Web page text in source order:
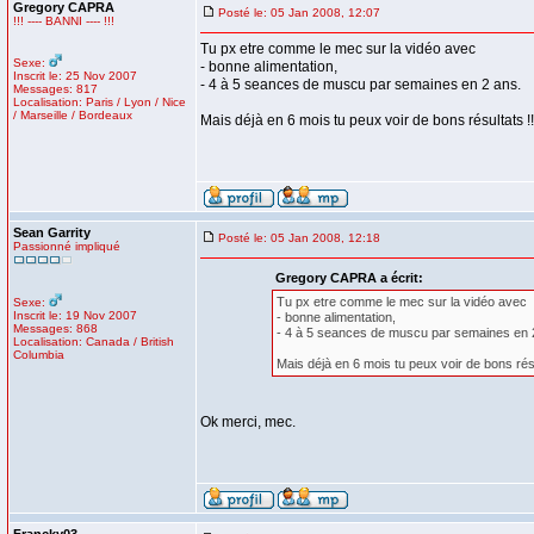
Gregory CAPRA
!!! ---- BANNI ---- !!!
Sexe:
Inscrit le: 25 Nov 2007
Messages: 817
Localisation: Paris / Lyon / Nice
/ Marseille / Bordeaux
Posté le: 05 Jan 2008, 12:07
Tu px etre comme le mec sur la vidéo avec
- bonne alimentation,
- 4 à 5 seances de muscu par semaines en 2 ans.
Mais déjà en 6 mois tu peux voir de bons résultats !!
Sean Garrity
Passionné impliqué
Sexe:
Inscrit le: 19 Nov 2007
Messages: 868
Localisation: Canada / British
Columbia
Posté le: 05 Jan 2008, 12:18
Gregory CAPRA a écrit:
Tu px etre comme le mec sur la vidéo avec
- bonne alimentation,
- 4 à 5 seances de muscu par semaines en
Mais déjà en 6 mois tu peux voir de bons
Ok merci, mec.